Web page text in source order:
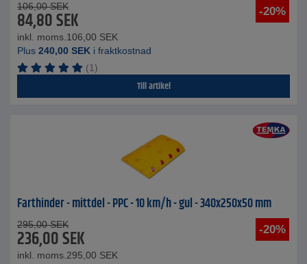
-20%
106,00 SEK
84,80SEK
inkl. moms. 106,00 SEK
Plus 240,00 SEK i fraktkostnad
(1)
Till artikel
Farthinder - mittdel - PPC - 10 km/h - gul - 340x250x50 mm
-20%
295,00 SEK
236,00SEK
inkl. moms. 295,00 SEK